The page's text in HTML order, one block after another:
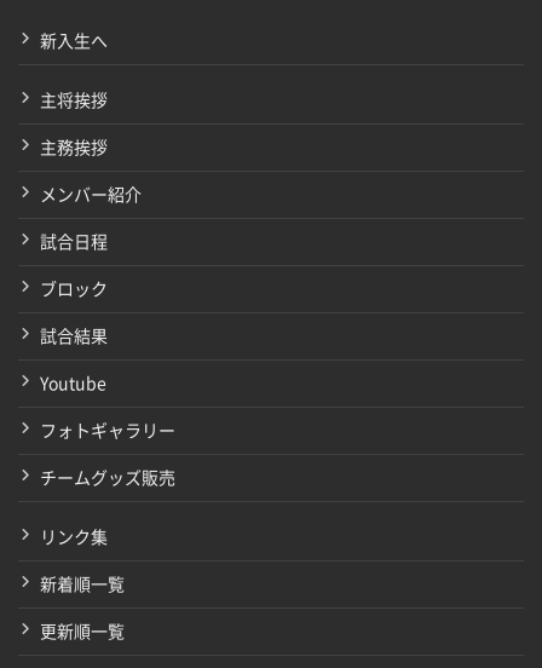
新入生へ
主将挨拶
主務挨拶
メンバー紹介
試合日程
ブロック
試合結果
Youtube
フォトギャラリー
チームグッズ販売
リンク集
新着順一覧
更新順一覧